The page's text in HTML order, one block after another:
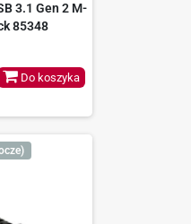
3.1 Gen 2 M-
85348
Do koszyka